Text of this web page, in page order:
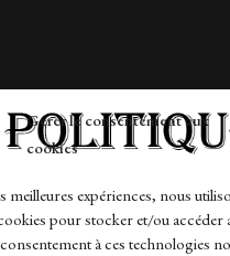
Gérer le consentement aux
cookies
expériences, nous
pour stocker et/ou
à ces technologies